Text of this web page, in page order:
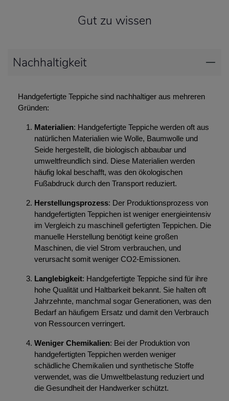
Gut zu wissen
Nachhaltigkeit
Handgefertigte Teppiche sind nachhaltiger aus mehreren
Gründen:
Materialien: Handgefertigte Teppiche werden oft aus
natürlichen Materialien wie Wolle, Baumwolle und
Seide hergestellt, die biologisch abbaubar und
umweltfreundlich sind. Diese Materialien werden
häufig lokal beschafft, was den ökologischen
Fußabdruck durch den Transport reduziert.
Herstellungsprozess: Der Produktionsprozess von
handgefertigten Teppichen ist weniger energieintensiv
im Vergleich zu maschinell gefertigten Teppichen. Die
manuelle Herstellung benötigt keine großen
Maschinen, die viel Strom verbrauchen, und
verursacht somit weniger CO2-Emissionen.
Langlebigkeit: Handgefertigte Teppiche sind für ihre
hohe Qualität und Haltbarkeit bekannt. Sie halten oft
Jahrzehnte, manchmal sogar Generationen, was den
Bedarf an häufigem Ersatz und damit den Verbrauch
von Ressourcen verringert.
Weniger Chemikalien: Bei der Produktion von
handgefertigten Teppichen werden weniger
schädliche Chemikalien und synthetische Stoffe
verwendet, was die Umweltbelastung reduziert und
die Gesundheit der Handwerker schützt.